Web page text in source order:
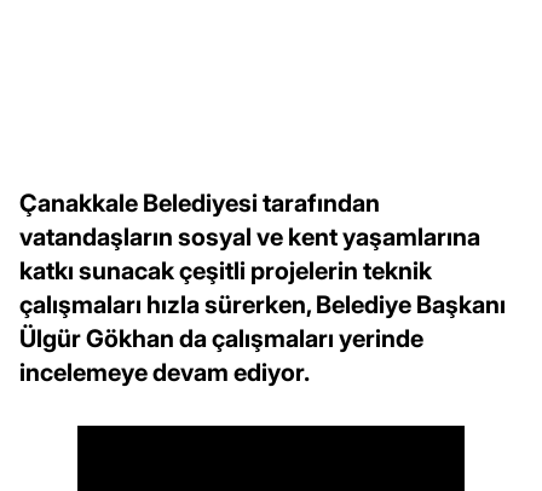
Çanakkale Belediyesi tarafından
vatandaşların sosyal ve kent yaşamlarına
katkı sunacak çeşitli projelerin teknik
çalışmaları hızla sürerken, Belediye Başkanı
Ülgür Gökhan da çalışmaları yerinde
incelemeye devam ediyor.